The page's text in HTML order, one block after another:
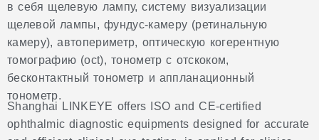
в себя щелевую лампу, систему визуализации
щелевой лампы, фундус-камеру (ретинальную
камеру), автопериметр, оптическую когерентную
томографию (oct), тонометр с отскоком,
бесконтактный тонометр и аппланационный
тонометр.
Shanghai LINKEYE offers ISO and CE-certified
ophthalmic diagnostic equipments designed for accurate